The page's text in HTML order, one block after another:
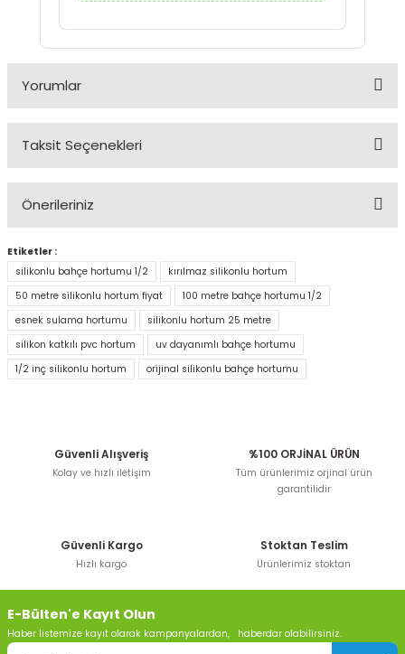
Yorumlar
Taksit Seçenekleri
Önerileriniz
Bu ürünün fiyat bilgisi, resim, ürün açıklamalarında ve
diğer konularda yetersiz gördüğünüz noktaları öneri
formunu kullanarak tarafımıza iletebilirsiniz.
Görüş ve önerileriniz için teşekkür ederiz.
Ürün resmi kalitesiz, bozuk veya görüntülenemiyor.
Ürün açıklamasında eksik bilgiler bulunuyor.
Bu ürüne benzer farklı alternatifler olmalı.
Etiketler :
silikonlu bahçe hortumu 1/2
kırılmaz silikonlu hortum
50 metre silikonlu hortum fiyat
100 metre bahçe hortumu 1/2
esnek sulama hortumu
silikonlu hortum 25 metre
silikon katkılı pvc hortum
uv dayanımlı bahçe hortumu
1/2 inç silikonlu hortum
orijinal silikonlu bahçe hortumu
Güvenli Alışveriş
Kolay ve hızlı iletişim
%100 ORJİNAL ÜRÜN
Tüm ürünlerimiz orjinal ürün
garantilidir
Güvenli Kargo
Hızlı kargo
Stoktan Teslim
Ürünlerimiz stoktan
E-Bülten'e Kayıt Olun
Haber listemize kayıt olarak kampanyalardan, haberdar olabilirsiniz.